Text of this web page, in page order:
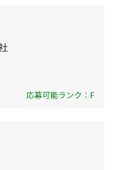
す。
応募可能ランク：F